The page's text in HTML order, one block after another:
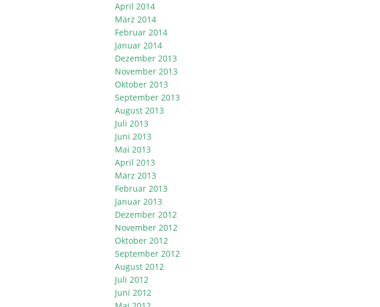
April 2014
März 2014
Februar 2014
Januar 2014
Dezember 2013
November 2013
Oktober 2013
September 2013
August 2013
Juli 2013
Juni 2013
Mai 2013
April 2013
März 2013
Februar 2013
Januar 2013
Dezember 2012
November 2012
Oktober 2012
September 2012
August 2012
Juli 2012
Juni 2012